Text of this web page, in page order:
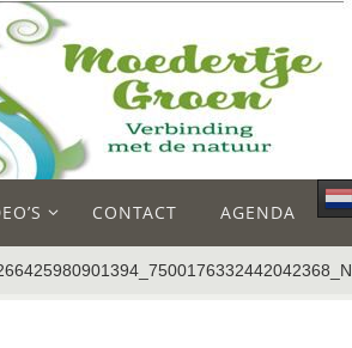
CONTACT AGENDA